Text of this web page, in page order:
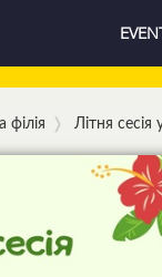
філія Літня сесія